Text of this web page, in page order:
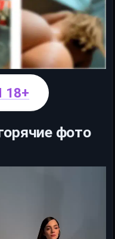
18+
фото